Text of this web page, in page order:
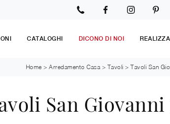
CATALOGHI DICONO DI NOI
Home >Arredamento Casa > Tavoli >Tavoli San
San